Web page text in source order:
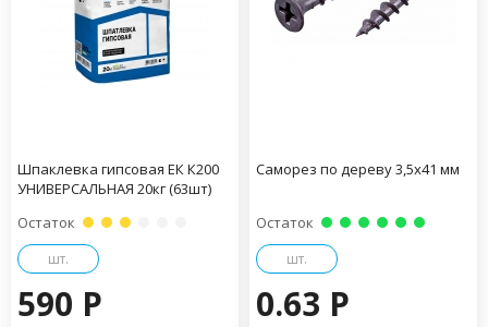
Шпаклевка гипсовая ЕК К200
УНИВЕРСАЛЬНАЯ 20кг (63шт)
Остаток
шт.
590 P
Саморез по дереву 3,5х41 мм
Остаток
шт.
0.63 P